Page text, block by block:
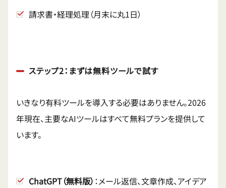
請求書・経理処理（月末に丸1日）
ステップ2：まずは無料ツールで試す
いきなり有料ツールを導入する必要はありません。2026
年現在、主要なAIツールはすべて無料プランを提供して
います。
ChatGPT（無料版） ：メール返信、文章作成、アイデア